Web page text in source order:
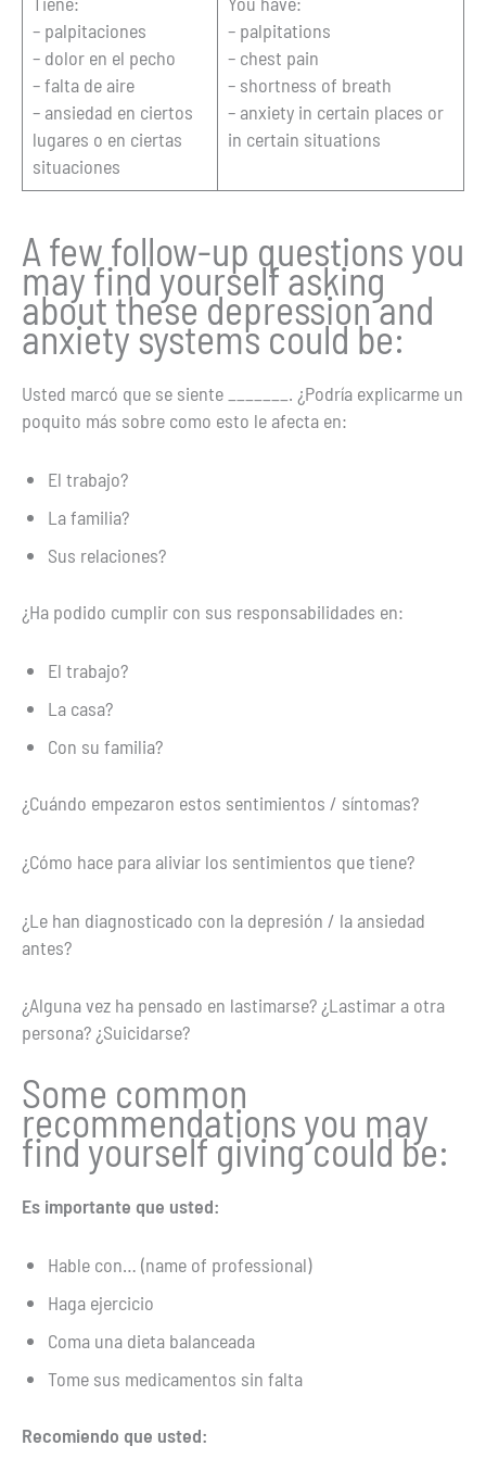
– palpitaciones
– dolor en el pecho
– falta de aire
– ansiedad en ciertos
lugares o en ciertas
situaciones
– palpitations
– chest pain
– shortness of breath
– anxiety in certain places or
in certain situations
A few follow-up questions you
may find yourself asking
about these depression and
anxiety systems could be:
Usted marcó que se siente _______. ¿Podría explicarme un
poquito más sobre como esto le afecta en:
El trabajo?
La familia?
Sus relaciones?
¿Ha podido cumplir con sus responsabilidades en:
El trabajo?
La casa?
Con su familia?
¿Cuándo empezaron estos sentimientos / síntomas?
¿Cómo hace para aliviar los sentimientos que tiene?
¿Le han diagnosticado con la depresión / la ansiedad
antes?
¿Alguna vez ha pensado en lastimarse? ¿Lastimar a otra
persona? ¿Suicidarse?
Some common
recommendations you may
find yourself giving could be:
Es importante que usted:
Hable con… (name of professional)
Haga ejercicio
Coma una dieta balanceada
Tome sus medicamentos sin falta
Recomiendo que usted: